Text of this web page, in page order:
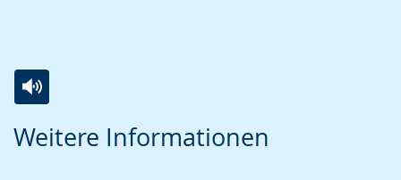
Weitere Informationen
Leichten
Audio-
Video